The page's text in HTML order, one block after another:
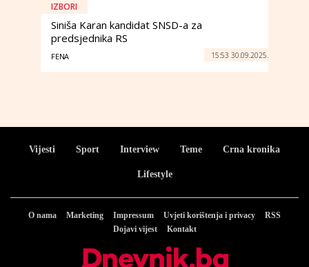
IZBORI
Siniša Karan kandidat SNSD-a za
predsjednika RS
FENA 15:53 30.09.2025.
Vijesti Sport Interview Teme Crna kronika
Lifestyle
O nama Marketing Impressum Uvjeti korištenja i privacy
RSS
Dojavi vijest
Kontakt